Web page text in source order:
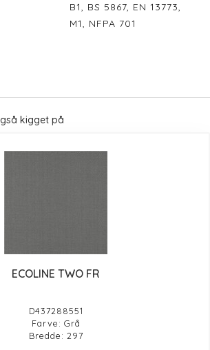
B1, BS 5867, EN 13773,
M1, NFPA 701
kigget på
ECOLINE TWO FR
D437288551
Farve: Grå
Bredde: 297